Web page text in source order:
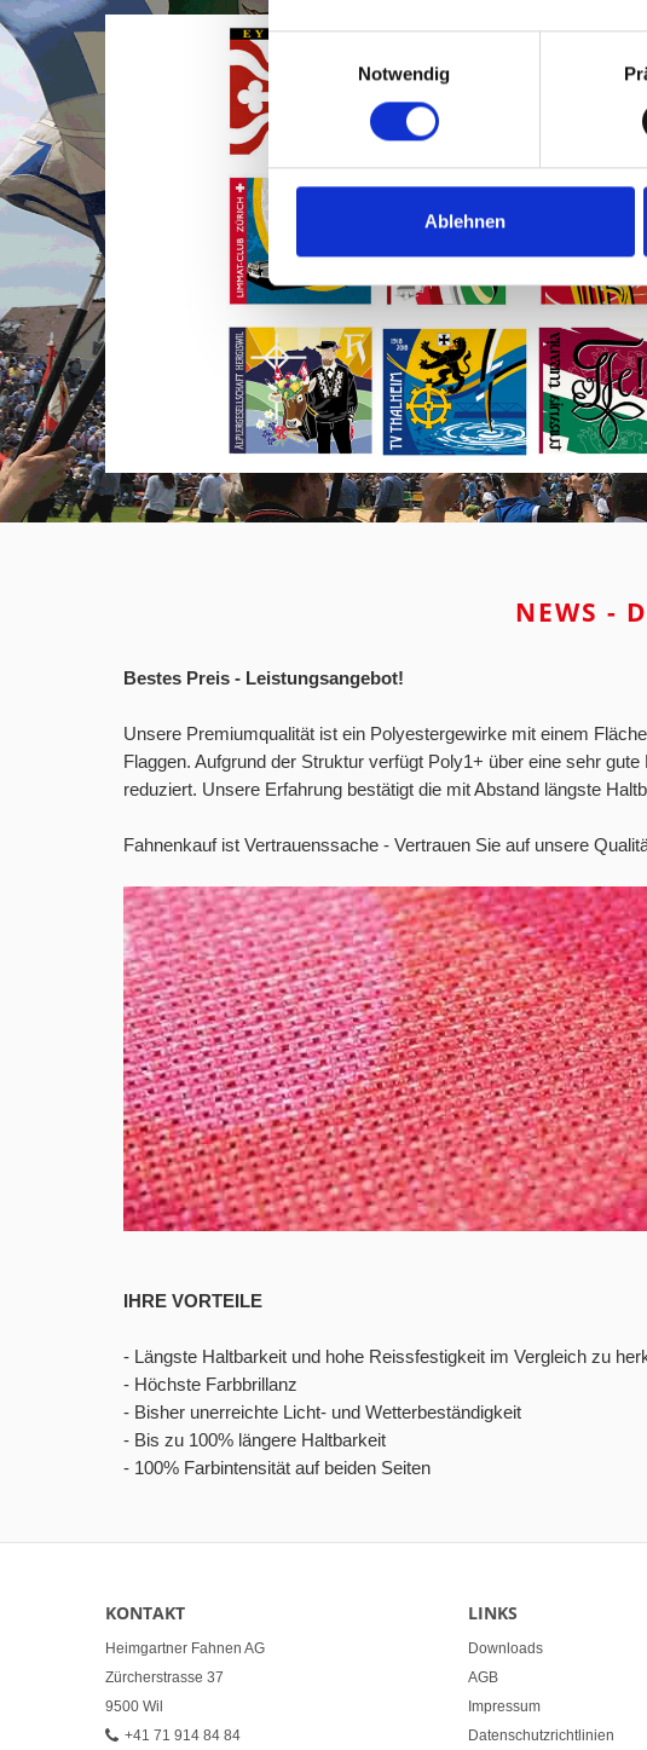
Einwilligungsauswahl
Notwendig
Ablehnen
NEWS -
Bestes Preis - Leistungsangebot!
Unsere Premiumqualität ist ein Polyestergewirke mit einem
Flaggen. Aufgrund der Struktur verfügt Poly1+ über eine sehr
reduziert. Unsere Erfahrung bestätigt die mit Abstand längste
Fahnenkauf ist Vertrauenssache - Vertrauen Sie auf unsere
IHRE VORTEILE
- Längste Haltbarkeit und hohe Reissfestigkeit im Vergleich zu
- Höchste Farbbrillanz
- Bisher unerreichte Licht- und Wetterbeständigkeit
- Bis zu 100% längere Haltbarkeit
- 100% Farbintensität auf beiden Seiten
KONTAKT
Heimgartner Fahnen AG
Zürcherstrasse 37
9500 Wil
+41 71 914 84 84
LINKS
Downloads
AGB
Impressum
Datenschutzrichtlinien